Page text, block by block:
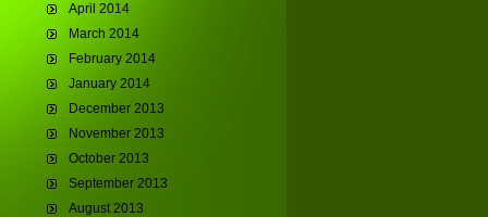
April 2014
March 2014
February 2014
January 2014
December 2013
November 2013
October 2013
September 2013
August 2013